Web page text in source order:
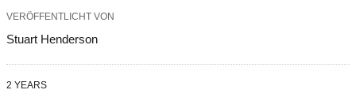
VERÖFFENTLICHT VON
Stuart Henderson
2 YEARS